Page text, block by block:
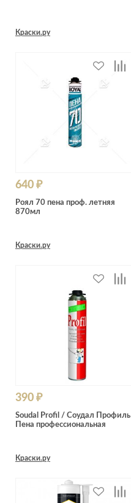
Краски.ру
640 ₽
Роял 70 пена проф. летняя
870мл
Краски.ру
390 ₽
Soudal Profil / Соудал Профиль
Пена профессиональная
Краски.ру